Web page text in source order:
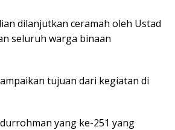
dilanjutkan ceramah oleh Ustad
seluruh warga binaan
tujuan dari kegiatan di
yang ke-251 yang